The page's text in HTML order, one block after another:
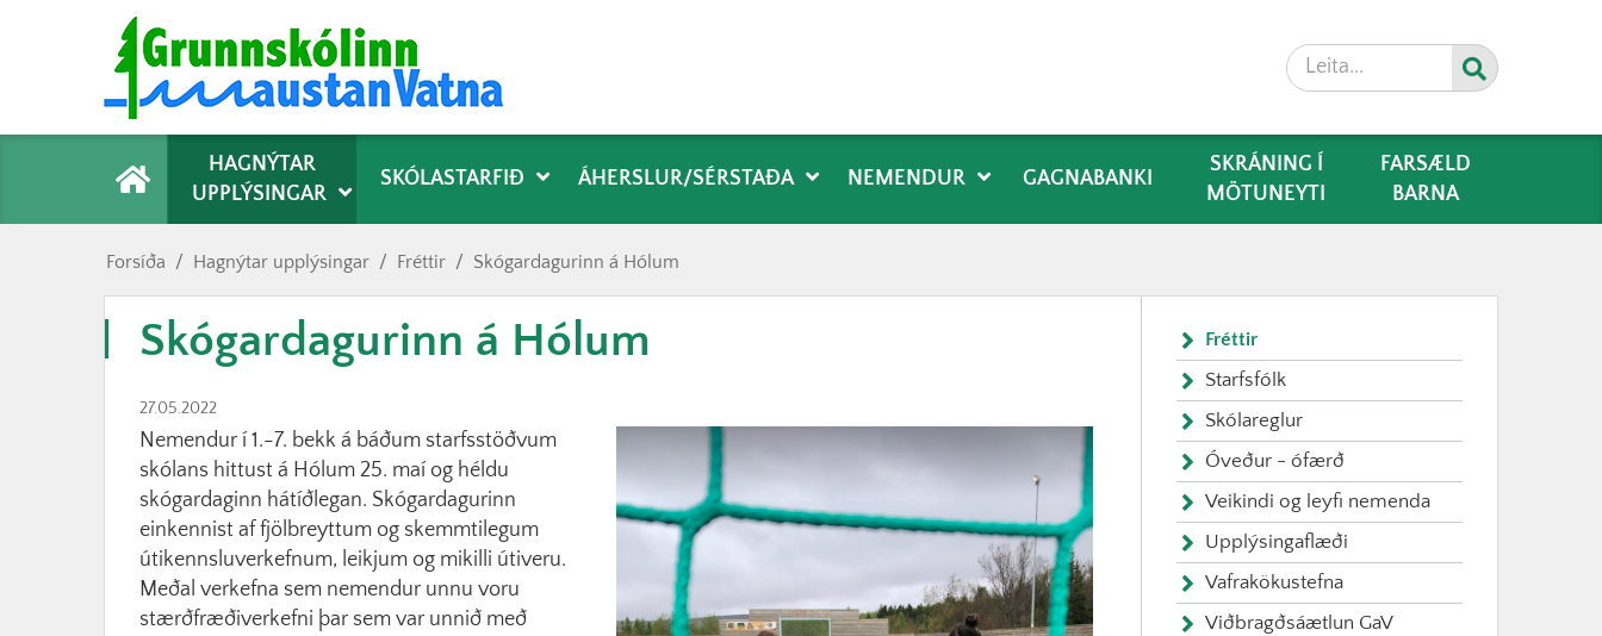
Forsíða
HAGNÝTAR
UPPLÝSINGAR
SKÓLASTARFIÐ ÁHERSLUR/SÉRSTAÐA NEMENDUR GAGNABANKI
SKRÁNING Í
MÖTUNEYTI
FARSÆLD
BARNA
Leita
Forsíða / Hagnýtar upplýsingar / Fréttir / Skógardagurinn á Hólum
Skógardagurinn á Hólum
27.05.2022
Nemendur í 1.-7. bekk á báðum starfsstöðvum
skólans hittust á Hólum 25. maí og héldu
skógardaginn hátíðlegan. Skógardagurinn
einkennist af fjölbreyttum og skemmtilegum
útikennsluverkefnum, leikjum og mikilli útiveru.
Meðal verkefna sem nemendur unnu voru
stærðfræðiverkefni þar sem var unnið með
Fréttir
Starfsfólk
Skólareglur
Óveður - ófærð
Veikindi og leyfi nemenda
Upplýsingaflæði
Vafrakökustefna
Viðbragðsáætlun GaV